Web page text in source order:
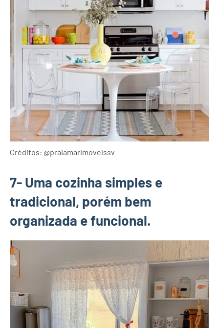
Créditos: @praiamarimoveissv
7- Uma cozinha simples e
tradicional, porém bem
organizada e funcional.